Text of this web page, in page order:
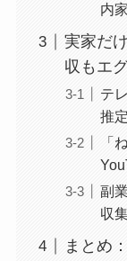
内
実家だ
収もエ
テ
推
「
副
収
まとめ